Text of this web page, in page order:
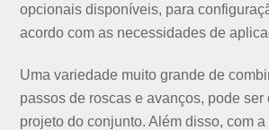
opcionais disponíveis, para
acordo com as necessidades de
Uma variedade muito grande de
passos de roscas e avanços, pode
projeto do conjunto. Além disso, com